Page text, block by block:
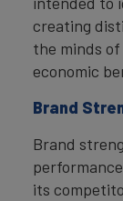
creating
the minds
economic
Brand
Brand
its